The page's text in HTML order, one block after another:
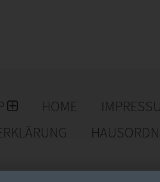
für gesünderes Essen und
HOME